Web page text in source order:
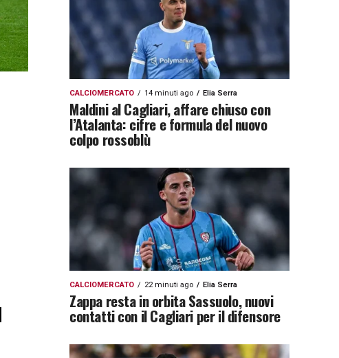
CALCIOMERCATO 14 minuti ago Elia Serra
Maldini al Cagliari, affare chiuso con
l’Atalanta: cifre e formula del nuovo
colpo rossoblù
CALCIOMERCATO 22 minuti ago Elia Serra
Zappa resta in orbita Sassuolo, nuovi
contatti con il Cagliari per il difensore